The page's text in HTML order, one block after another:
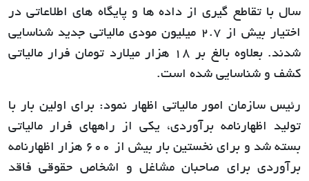
سال با تقاطع گیری از داده ها و پایگاه های اطلاعاتی در
اختیار بیش از 2.7 میلیون مودی مالیاتی جدید شناسایی
شدند. بعلاوه بالغ بر 18 هزار میلارد تومان فرار مالیاتی
کشف و شناسایی شده است.
رئیس سازمان امور مالیاتی اظهار نمود: برای اولین بار با
تولید اظهارنامه برآوردی، یکی از راههای فرار مالیاتی
بسته شد و برای نخستین بار بیش از 600 هزار اظهارنامه
برآوردی برای صاحبان مشاغل و اشخاص حقوقی فاقد